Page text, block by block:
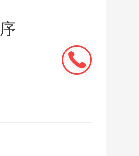
的费用，
掉；如果
他们会让